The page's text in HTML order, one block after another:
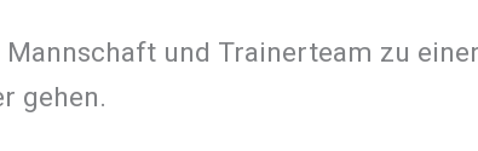
Mannschaft und Trainerteam zu
gehen.